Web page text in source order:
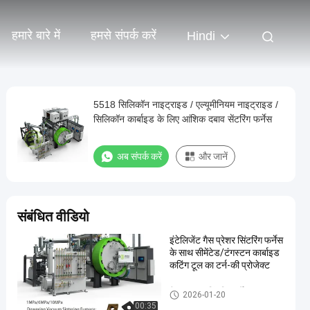
हमारे बारे में हमसे संपर्क करें Hindi
5518 सिलिकॉन नाइट्राइड / एल्यूमीनियम नाइट्राइड /
सिलिकॉन कार्बाइड के लिए आंशिक दबाव सेंटरिंग फर्नेस
अब संपर्क करें और जानें
संबंधित वीडियो
00:35
इंटेलिजेंट गैस प्रेशर सिंटरिंग फर्नेस
के साथ सीमेंटेड/टंगस्टन कार्बाइड
कटिंग टूल का टर्न-की प्रोजेक्ट
गैस का दबाव सिंटरिंग फर्नेस
2026-01-20